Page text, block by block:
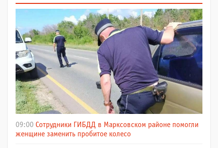
09:00 Сотрудники ГИБДД в Марксовском районе помогли
женщине заменить пробитое колесо